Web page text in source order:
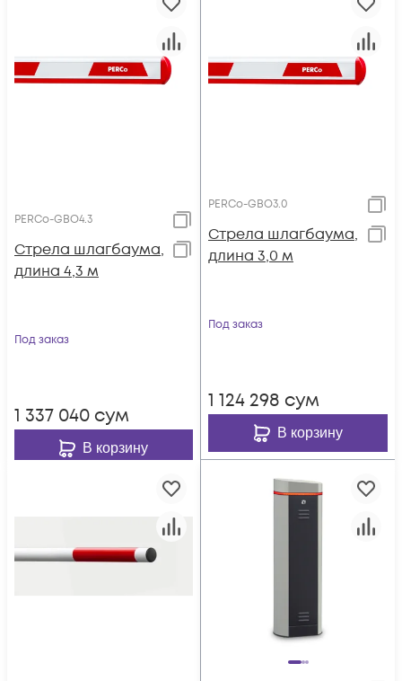
PERCo-GBO4.3
Стрела шлагбаума,
длина 4,3 м
Под заказ
1 337 040 сум
В корзину
PERCo-GBO3.0
Стрела шлагбаума,
длина 3,0 м
Под заказ
1 124 298 сум
В корзину